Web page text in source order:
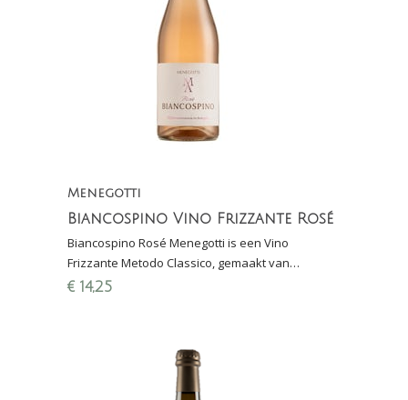
Menegotti
Biancospino Vino Frizzante Rosé
Biancospino Rosé Menegotti is een Vino
Frizzante Metodo Classico, gemaakt van
Chardonnay, Garganega en Corvina. Elegant,
€ 14,25